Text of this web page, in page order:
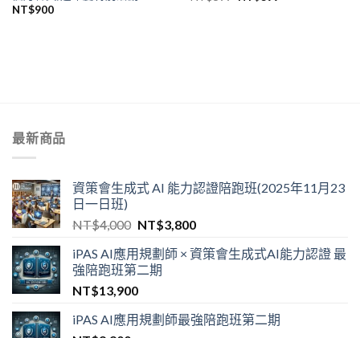
NT$900
最新商品
資策會生成式 AI 能力認證陪跑班(2025年11月23
日一日班)
NT$4,000 NT$3,800
iPAS AI應用規劃師 × 資策會生成式AI能力認證 最
強陪跑班第二期
NT$13,900
iPAS AI應用規劃師最強陪跑班第二期